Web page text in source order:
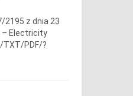
2195 z dnia 23
– Electricity
TXT/PDF/?